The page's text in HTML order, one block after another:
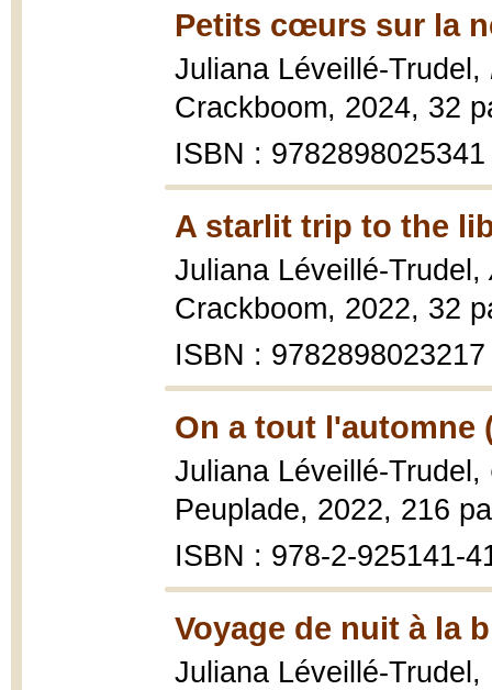
Petits cœurs sur la
Juliana Léveillé-Trudel,
Crackboom, 2024, 32
ISBN : 9782898025341
A starlit trip to the
Juliana Léveillé-Trudel,
Crackboom, 2022, 32
ISBN : 9782898023217
On a tout l'automne
Juliana Léveillé-Trudel,
Peuplade, 2022, 216
ISBN : 978-2-925141-
Voyage de nuit à la
Juliana Léveillé-Trudel,